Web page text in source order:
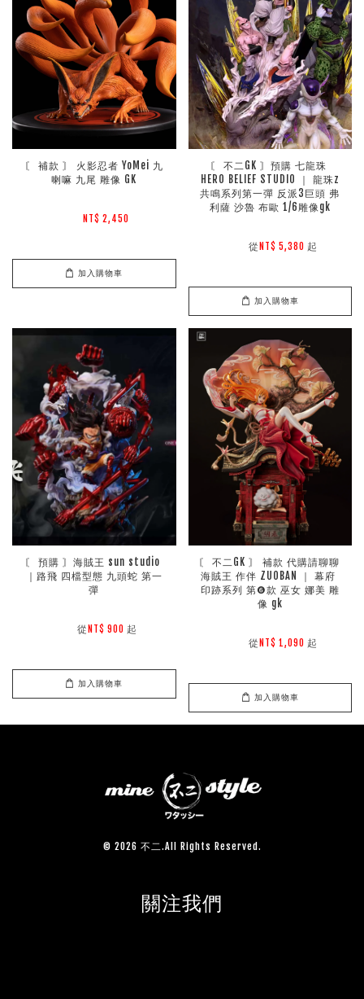
〘 補款 〙 火影忍者 YoMei 九
喇嘛 九尾 雕像 GK
NT$ 2,450
加入購物車
〘 不二GK 〙預購 七龍珠
HERO BELIEF STUDIO ｜ 龍珠z
共鳴系列第一彈 反派3巨頭 弗
利薩 沙魯 布歐 1/6雕像gk
        從
NT$ 5,380 起
加入購物車
〘 預購 〙海賊王 sun studio
｜路飛 四檔型態 九頭蛇 第一
彈
        從
NT$ 900 起
加入購物車
〘 不二GK 〙 補款 代購請聊聊
海賊王 作伴 ZUOBAN ｜ 幕府
印跡系列 第❻款 巫女 娜美 雕
像 gk
        從
NT$ 1,090 起
加入購物車
© 2026 不二.All Rights Reserved.
關注我們